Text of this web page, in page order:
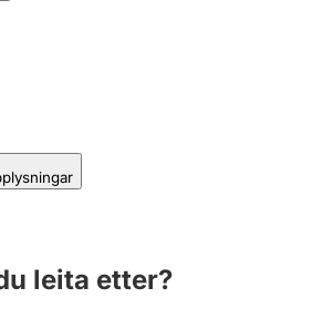
leita etter?